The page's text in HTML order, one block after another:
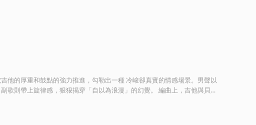
他的厚重和鼓點的強力推進，勾勒出一種 冷峻卻真實的情感場景。男聲以
律感，狠狠揭穿「自以為浪漫」的幻覺。 編曲上，吉他與貝斯